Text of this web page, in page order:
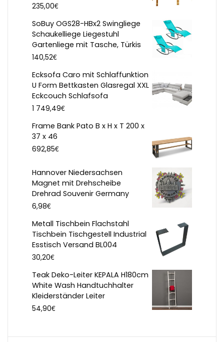
235,00€
SoBuy OGS28-HBx2 Swingliege
Schaukelliege Liegestuhl
Gartenliege mit Tasche, Türkis
140,52€
Ecksofa Caro mit Schlaffunktion
U Form Bettkasten Glasregal XXL
Eckcouch Schlafsofa
1 749,49€
Frame Bank Pato B x H x T 200 x
37 x 46
692,85€
Hannover Niedersachsen
Magnet mit Drehscheibe
Drehrad Souvenir Germany
6,98€
Metall Tischbein Flachstahl
Tischbein Tischgestell Industrial
Esstisch Versand BL004
30,20€
Teak Deko-Leiter KEPALA H180cm
White Wash Handtuchhalter
Kleiderständer Leiter
54,90€